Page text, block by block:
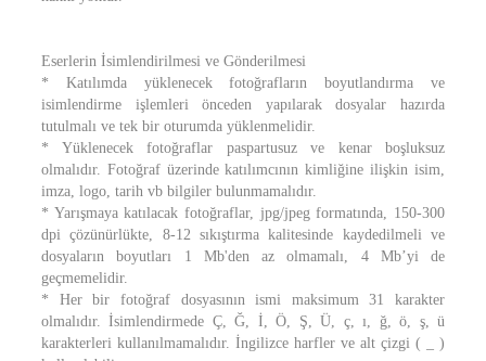
Eserlerin İsimlendirilmesi ve Gönderilmesi
* Katılımda yüklenecek fotoğrafların boyutlandırma ve
isimlendirme işlemleri önceden yapılarak dosyalar hazırda
tutulmalı ve tek bir oturumda yüklenmelidir.
* Yüklenecek fotoğraflar paspartusuz ve kenar boşluksuz
olmalıdır. Fotoğraf üzerinde katılımcının kimliğine ilişkin isim,
imza, logo, tarih vb bilgiler bulunmamalıdır.
* Yarışmaya katılacak fotoğraflar, jpg/jpeg formatında, 150-300
dpi çözünürlükte, 8-12 sıkıştırma kalitesinde kaydedilmeli ve
dosyaların boyutları 1 Mb'den az olmamalı, 4 Mb’yi de
geçmemelidir.
* Her bir fotoğraf dosyasının ismi maksimum 31 karakter
olmalıdır. İsimlendirmede Ç, Ğ, İ, Ö, Ş, Ü, ç, ı, ğ, ö, ş, ü
karakterleri kullanılmamalıdır. İngilizce harfler ve alt çizgi ( _ )